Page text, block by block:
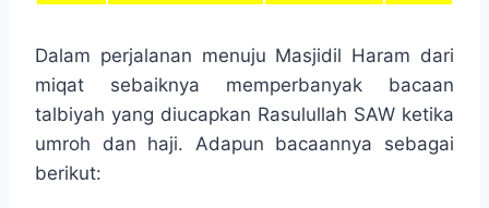
Dalam perjalanan menuju Masjidil Haram dari
miqat sebaiknya memperbanyak bacaan
talbiyah yang diucapkan Rasulullah SAW ketika
umroh dan haji. Adapun bacaannya sebagai
berikut: